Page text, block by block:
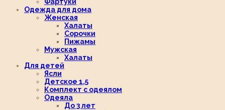
Одежда для дома
Женская
Халаты
Сорочки
Пижамы
Мужская
Халаты
Для детей
Ясли
Детское 1,5
Комплект с одеялом
Одеяла
До 3 лет